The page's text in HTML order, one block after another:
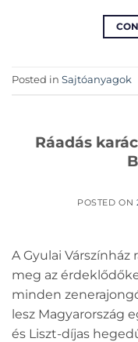
Posted in Sajtóanyagok
Ráadás
POSTED ON
A Gyulai
meg az
minden
lesz Magyarország
és Liszt-díjas